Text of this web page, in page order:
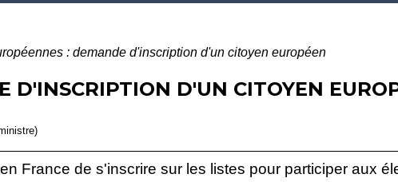
: demande d'inscription d'un citoyen européen
D'INSCRIPTION D'UN CITOYEN
France de s'inscrire sur les listes pour participer aux